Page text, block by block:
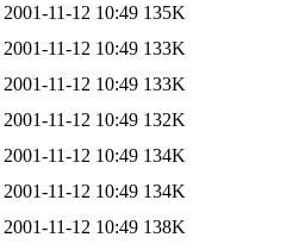
2001-11-12 10:49 135K
2001-11-12 10:49 133K
2001-11-12 10:49 133K
2001-11-12 10:49 132K
2001-11-12 10:49 134K
2001-11-12 10:49 134K
2001-11-12 10:49 138K